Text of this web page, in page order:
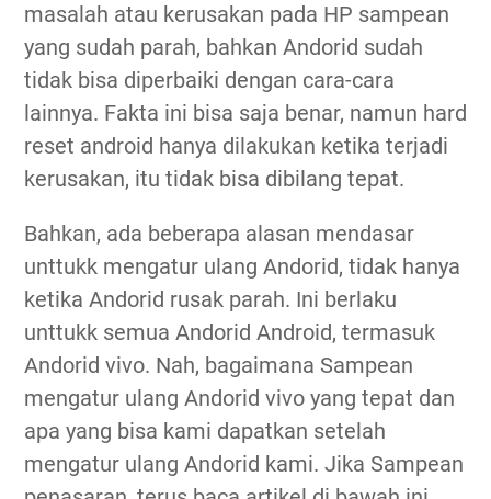
masalah atau kerusakan pada HP sampean
yang sudah parah, bahkan Andorid sudah
tidak bisa diperbaiki dengan cara-cara
lainnya. Fakta ini bisa saja benar, namun hard
reset android hanya dilakukan ketika terjadi
kerusakan, itu tidak bisa dibilang tepat.
Bahkan, ada beberapa alasan mendasar
unttukk mengatur ulang Andorid, tidak hanya
ketika Andorid rusak parah. Ini berlaku
unttukk semua Andorid Android, termasuk
Andorid vivo. Nah, bagaimana Sampean
mengatur ulang Andorid vivo yang tepat dan
apa yang bisa kami dapatkan setelah
mengatur ulang Andorid kami. Jika Sampean